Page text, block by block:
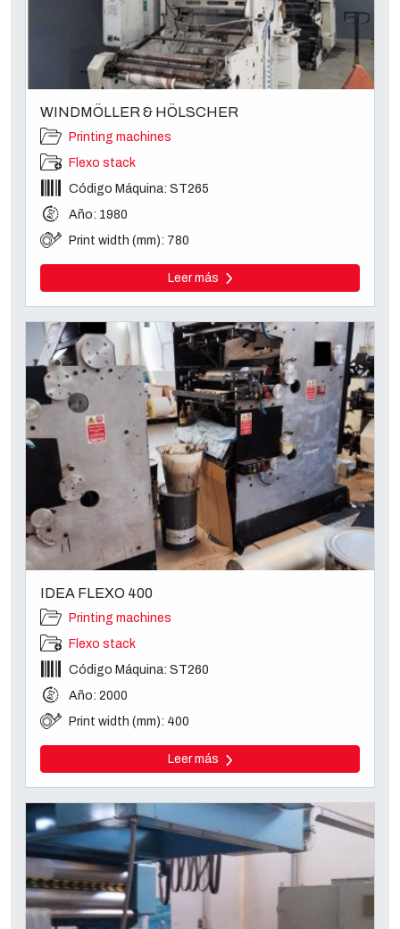
WINDMÖLLER & HÖLSCHER
Printing machines
Flexo stack
Código Máquina: ST265
Año: 1980
Print width (mm): 780
Leer más
IDEA FLEXO 400
Printing machines
Flexo stack
Código Máquina: ST260
Año: 2000
Print width (mm): 400
Leer más